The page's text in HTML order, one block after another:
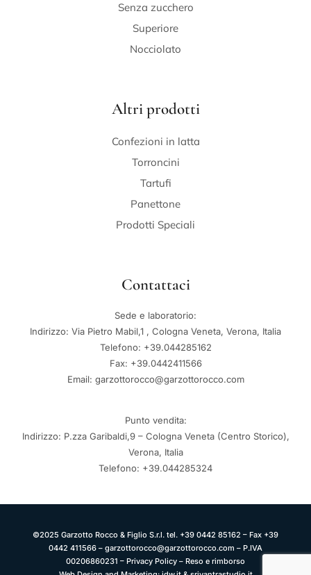
Senza zucchero
Superiore
Nocciolato
Altri prodotti
Confezioni in latta
Torroncini
Tartufi
Panettone
Prodotti Speciali
Contattaci
Sede e laboratorio:
Indirizzo: Via Pietro Mabil,1 , Cologna Veneta, Verona, Italia
Telefono: +39.044285162
Fax: +39.0442411566
Email: garzottorocco@garzottorocco.com
Punto vendita:
Indirizzo: P.zza Garibaldi,9 – Cologna Veneta (Centro Storico),
Verona, Italia
Telefono: +39.044285324
©2025 Garzotto Rocco & Figlio S.r.l. tel. +39 0442 85162 – Fax +39
0442 411566 – garzottorocco@garzottorocco.com – P.IVA
00206860231 – Privacy Policy – Reso e rimborso